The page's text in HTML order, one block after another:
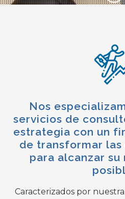
Nos
servicios de
estrategia con un
de transformar
para alcanzar su
Caracterizados por